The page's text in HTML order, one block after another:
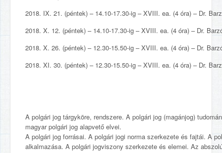
2018. IX. 21. (péntek) – 14.10-17.30-ig – XVIII. ea. (4 óra) – Dr.
2018. X. 12. (péntek) – 14.10-17.30-ig – XVIII. ea. (4 óra) – Dr.
2018. X. 26. (péntek) – 12.30-15.50-ig – XVIII. ea. (4 óra) – Dr.
2018. XI. 30. (péntek) – 12.30-15.50-ig – XVIII. ea. (4 óra) – Dr.
A polgári jog tárgyköre, rendszere. A polgári jog (magánjog)
magyar polgári jog alapvető elvei.
A polgári jog forrásai. A polgári jogi norma szerkezete és fajtái. A
alkalmazása. A polgári jogviszony szerkezete és elemei. Az